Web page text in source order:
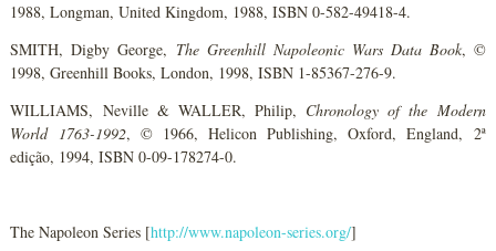
1988, Longman, United Kingdom, 1988, ISBN 0-582-49418-4.
SMITH, Digby George, The Greenhill Napoleonic Wars Data Book, ©
1998, Greenhill Books, London, 1998, ISBN 1-85367-276-9.
WILLIAMS, Neville & WALLER, Philip, Chronology of the Modern
World 1763-1992, © 1966, Helicon Publishing, Oxford, England, 2ª
edição, 1994, ISBN 0-09-178274-0.
The Napoleon Series [http://www.napoleon-series.org/]